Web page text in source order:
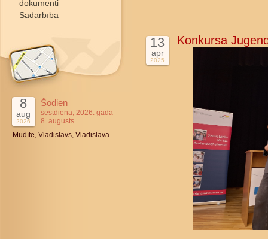
dokumenti
Sadarbība
8
aug
2026
Šodien
sestdiena, 2026. gada
8. augusts
Mudīte, Vladislavs, Vladislava
13
apr
2025
Konkursa